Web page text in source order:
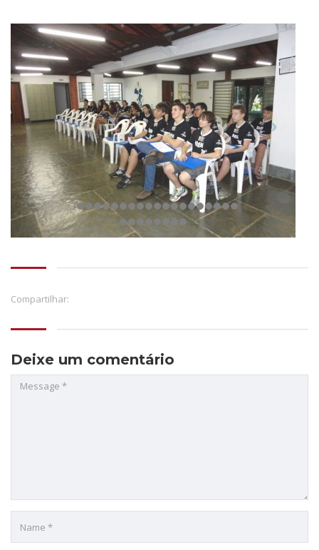
Compartilhar:
Deixe um comentário